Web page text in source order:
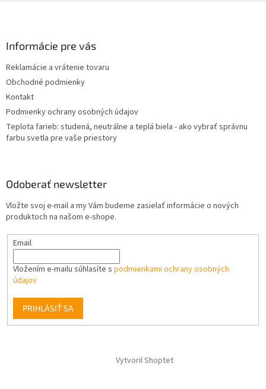
Informácie pre vás
Reklamácie a vrátenie tovaru
Obchodné podmienky
Kontakt
Podmienky ochrany osobných údajov
Teplota farieb: studená, neutrálne a teplá biela - ako vybrať správnu
farbu svetla pre vaše priestory
Odoberať newsletter
Vložte svoj e-mail a my Vám budeme zasielať informácie o nových
produktoch na našom e-shope.
Email
Vložením e-mailu súhlasíte s podmienkami ochrany osobných
údajov
PRIHLÁSIŤ SA
Vytvoril Shoptet